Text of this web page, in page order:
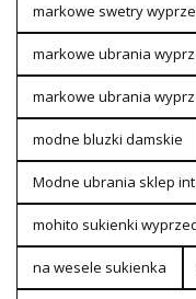
markowe swetry
markowe ubrania
markowe ubrania
modne bluzki damskie
Modne ubrania sklep
mohito sukienki
na wesele sukienka